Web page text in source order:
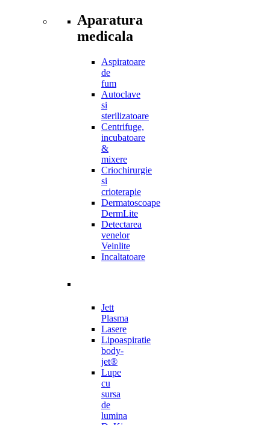
Aparatura
medicala
Aspiratoare
de
fum
Autoclave
si
sterilizatoare
Centrifuge,
incubatoare
&
mixere
Criochirurgie
si
crioterapie
Dermatoscoape
DermLite
Detectarea
venelor
Veinlite
Incaltatoare
Jett
Plasma
Lasere
Lipoaspiratie
body-
jet®
Lupe
cu
sursa
de
lumina